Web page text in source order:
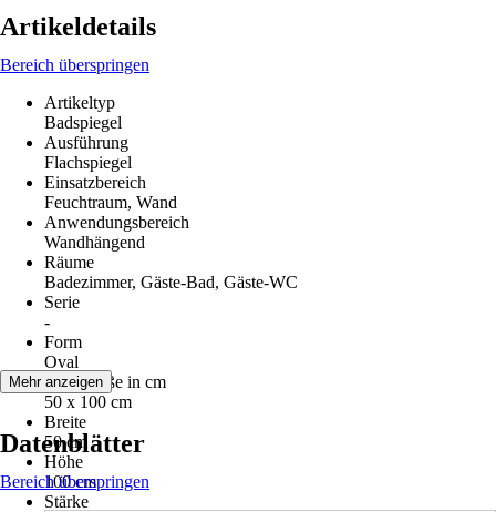
Artikeldetails
Bereich überspringen
Artikeltyp
Badspiegel
Ausführung
Flachspiegel
Einsatzbereich
Feuchtraum, Wand
Anwendungsbereich
Wandhängend
Räume
Badezimmer, Gäste-Bad, Gäste-WC
Serie
-
Form
Oval
Nenngröße in cm
50 x 100 cm
Breite
50 cm
Höhe
100 cm
Stärke
Mehr anzeigen
Datenblätter
Bereich überspringen